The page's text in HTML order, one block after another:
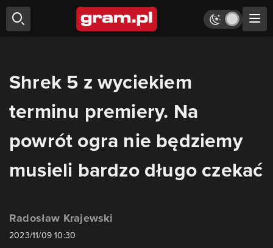
Shrek 5 z wyciekiem
terminu premiery. Na
powrót ogra nie będziemy
musieli bardzo długo czekać
Radosław Krajewski
2023/11/09 10:30